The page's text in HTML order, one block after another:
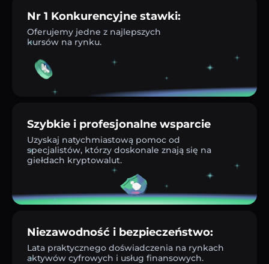
Nr 1 Konkurencyjne stawki:
Oferujemy jedne z najlepszych
kursów na rynku.
Szybkie i profesjonalne wsparcie
Uzyskaj natychmiastową pomoc od
specjalistów, którzy doskonale znają się na
giełdach kryptowalut.
Niezawodność i bezpieczeństwo:
Lata praktycznego doświadczenia na rynkach
aktywów cyfrowych i usług finansowych.